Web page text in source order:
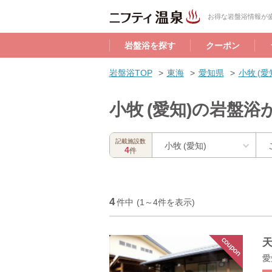
お得な岩盤浴情報が
岩盤浴を探す クーポン
岩盤浴TOP 東海 愛知県 小牧 (愛
小牧 (愛知)の岩盤浴
記載施設数
4件 小牧 (愛知)
4件中 (1～4件を表示)